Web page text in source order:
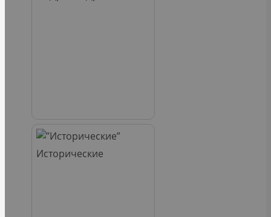
Исторические